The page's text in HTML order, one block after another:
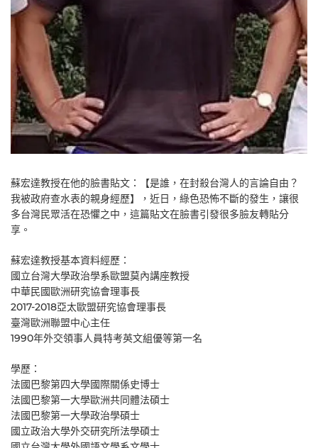
蘇宏達教授在他的臉書貼文：【是誰，在封殺台灣人的言論自由？
我被政府查水表的親身經歷】，近日，綠色恐怖不斷的發生，讓很
多台灣民眾活在恐懼之中，這篇貼文在臉書引發很多臉友轉貼分
享。
蘇宏達教授基本資料經歷：
國立台灣大學政治學系歐盟莫內講座教授
中華民國歐洲研究協會理事長
2017-2018亞太歐盟研究協會理事長
臺灣歐洲聯盟中心主任
1990年外交領事人員特考英文組優等第一名
學歷：
法國巴黎第四大學國際關係史博士
法國巴黎第一大學歐洲共同體法碩士
法國巴黎第一大學政治學碩士
國立政治大學外交研究所法學碩士